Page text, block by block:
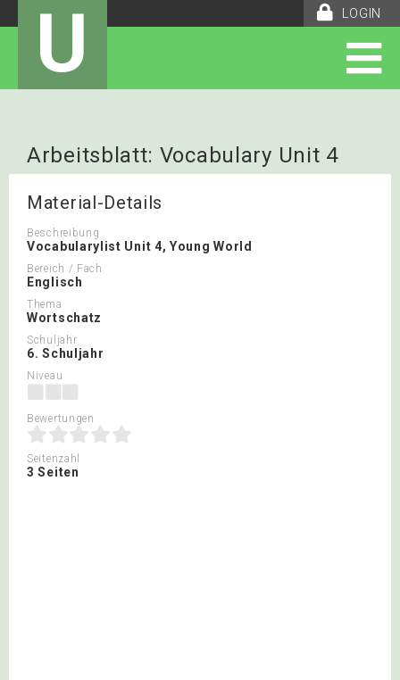
LOGIN
U
Arbeitsblatt: Vocabulary Unit 4
Material-Details
Beschreibung
Vocabularylist Unit 4, Young World
Bereich / Fach
Englisch
Thema
Wortschatz
Schuljahr
6. Schuljahr
Niveau
Bewertungen
Seitenzahl
3 Seiten